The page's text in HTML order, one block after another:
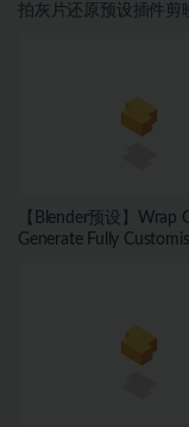
拍灰片还原预设插件剪
【Blender预设】Wrap
Generate Fully